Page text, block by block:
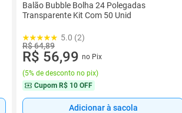
Balão Bubble Bolha 24 Polegadas
Transparente Kit Com 50 Unid
5.0 (2)
R$ 64,89
R$ 56,99 no Pix
(5% de desconto no pix)
Cupom R$ 10 OFF
Adicionar à sacola